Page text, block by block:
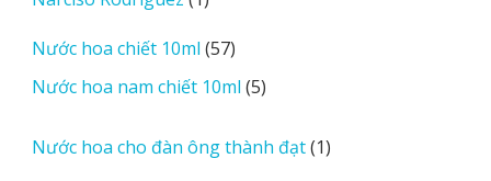
phẩm
Nước hoa chiết 10ml 5757
sản
phẩm
Nước hoa nam chiết 10ml 55
phẩm
Nước hoa cho đàn ông thành đạt 11